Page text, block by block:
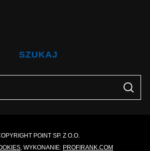
SZUKAJ
S
A
POINT SP. Z O.O.
, WYKONANIE: PROFIRANK.COM